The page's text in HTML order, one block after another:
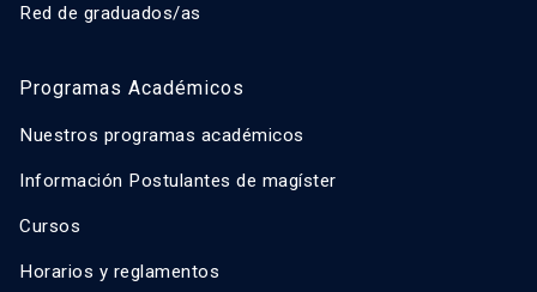
Red de graduados/as
Programas Académicos
Nuestros programas académicos
Información Postulantes de magíster
Cursos
Horarios y reglamentos